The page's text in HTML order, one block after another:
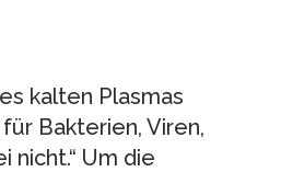
kalten Plasmas
Bakterien, Viren,
nicht.“ Um die